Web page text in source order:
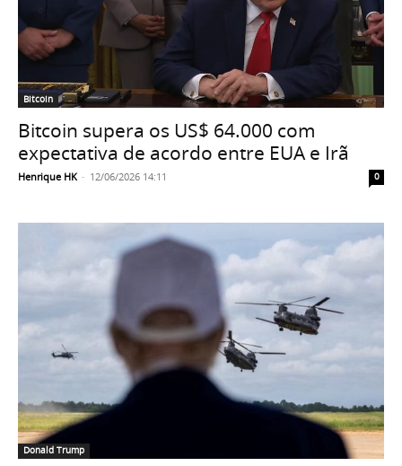
Bitcoin
Bitcoin supera os US$ 64.000 com
expectativa de acordo entre EUA e Irã
Henrique HK - 12/06/2026 14:11 0
Donald Trump